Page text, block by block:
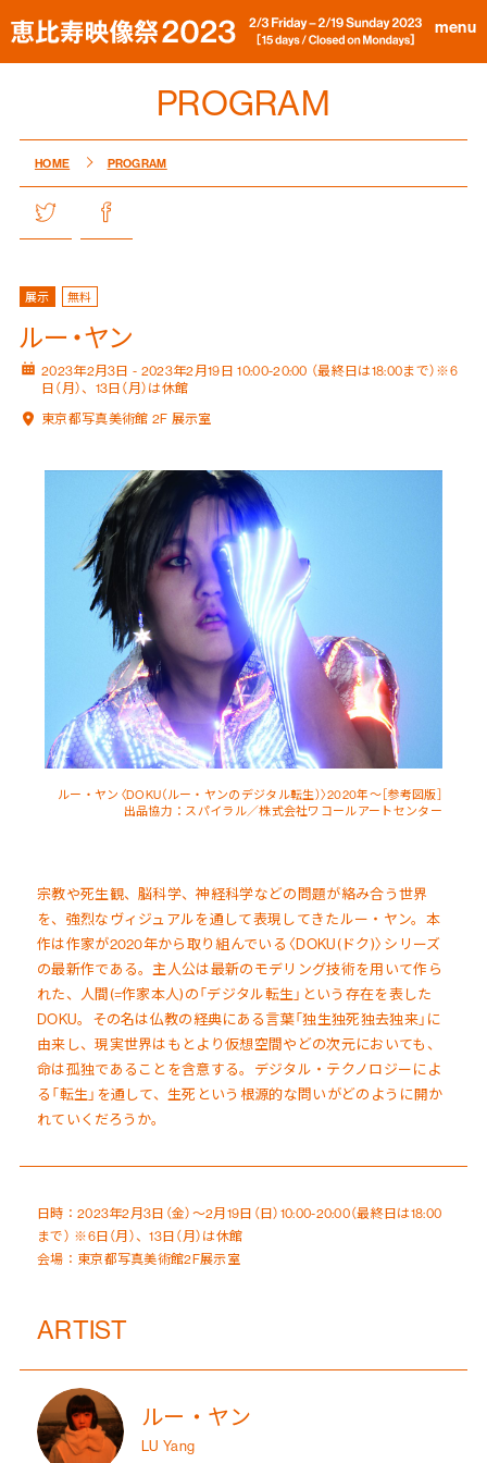
menu
PROGRAM
HOME PROGRAM
展示 無料
ルー・ヤン
2023年2月3日 - 2023年2月19日 10:00-20:00 （最終日は18:00まで）※6
日（月）、13日（月）は休館
東京都写真美術館 2F 展示室
ルー・ヤン〈DOKU（ルー・ヤンのデジタル転生）〉2020年～［参考図版］
出品協力：スパイラル／株式会社ワコールアートセンター
宗教や死生観、脳科学、神経科学などの問題が絡み合う世界
を、強烈なヴィジュアルを通して表現してきたルー・ヤン。本
作は作家が2020年から取り組んでいる〈DOKU(ドク)〉シリーズ
の最新作である。主人公は最新のモデリング技術を用いて作ら
れた、人間(=作家本人)の「デジタル転生」という存在を表した
DOKU。その名は仏教の経典にある言葉「独生独死独去独来」に
由来し、現実世界はもとより仮想空間やどの次元においても、
命は孤独であることを含意する。デジタル・テクノロジーによ
る「転生」を通して、生死という根源的な問いがどのように開か
れていくだろうか。
日時：2023年2月3日（金）〜2月19日（日）10:00-20:00（最終日は18:00
まで） ※6日（月）、13日（月）は休館
会場：東京都写真美術館2F展示室
ARTIST
ルー・ヤン
LU Yang